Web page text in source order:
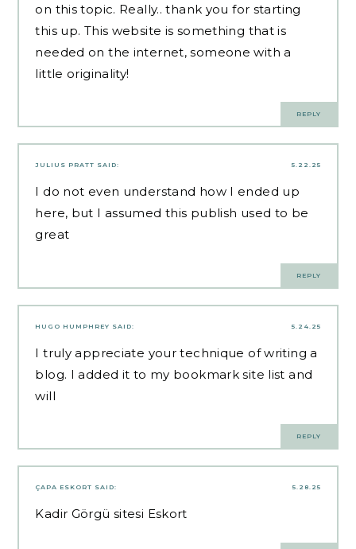
on this topic. Really.. thank you for starting
this up. This website is something that is
needed on the internet, someone with a
little originality!
REPLY
5.22.25
JULIUS PRATT SAID:
I do not even understand how I ended up
here, but I assumed this publish used to be
great
REPLY
5.24.25
HUGO HUMPHREY SAID:
I truly appreciate your technique of writing a
blog. I added it to my bookmark site list and
will
REPLY
5.28.25
ÇAPA ESKORT SAID:
Kadir Görgü sitesi Eskort